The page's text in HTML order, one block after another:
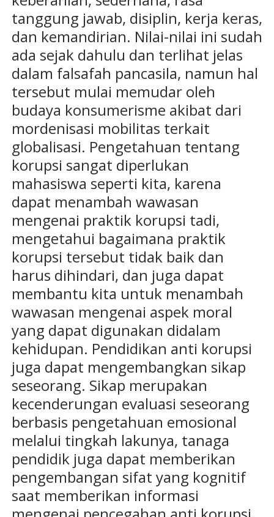
tanggung jawab, disiplin, kerja keras,
dan kemandirian. Nilai-nilai ini sudah
ada sejak dahulu dan terlihat jelas
dalam falsafah pancasila, namun hal
tersebut mulai memudar oleh
budaya konsumerisme akibat dari
mordenisasi mobilitas terkait
globalisasi. Pengetahuan tentang
korupsi sangat diperlukan
mahasiswa seperti kita, karena
dapat menambah wawasan
mengenai praktik korupsi tadi,
mengetahui bagaimana praktik
korupsi tersebut tidak baik dan
harus dihindari, dan juga dapat
membantu kita untuk menambah
wawasan mengenai aspek moral
yang dapat digunakan didalam
kehidupan. Pendidikan anti korupsi
juga dapat mengembangkan sikap
seseorang. Sikap merupakan
kecenderungan evaluasi seseorang
berbasis pengetahuan emosional
melalui tingkah lakunya, tanaga
pendidik juga dapat memberikan
pengembangan sifat yang kognitif
saat memberikan informasi